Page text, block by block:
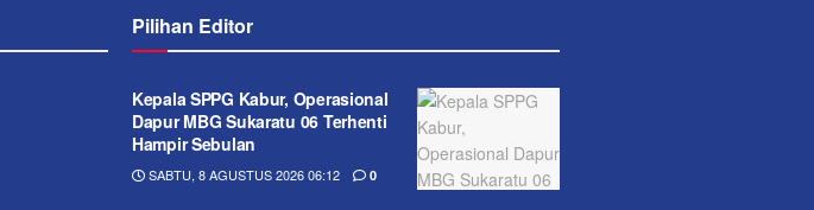
Pilihan Editor
Kepala SPPG Kabur, Operasional
Dapur MBG Sukaratu 06 Terhenti
Hampir Sebulan
SABTU, 8 AGUSTUS 2026 06:12 0